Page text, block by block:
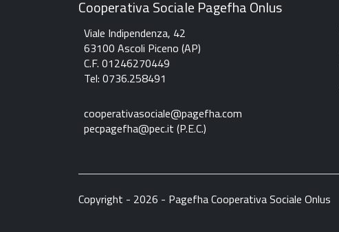
Cooperativa Sociale Pagefha Onlus
Viale Indipendenza, 42
63100 Ascoli Piceno (AP)
C.F. 01246270449
Tel: 0736.258491
cooperativasociale@pagefha.com
pecpagefha@pec.it (P.E.C.)
Copyright - 2026 - Pagefha Cooperativa Sociale Onlus